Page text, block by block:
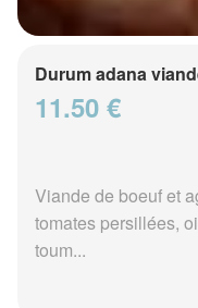
Durum adana
11.50 €
Viande de boeuf et
tomates persillées,
toum...